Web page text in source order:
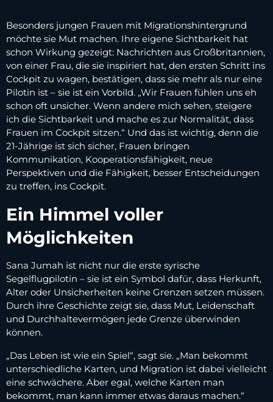
Besonders jungen Frauen mit Migrationshintergrund
möchte sie Mut machen. Ihre eigene Sichtbarkeit hat
schon Wirkung gezeigt: Nachrichten aus Großbritannien,
von einer Frau, die sie inspiriert hat, den ersten Schritt ins
Cockpit zu wagen, bestätigen, dass sie mehr als nur eine
Pilotin ist – sie ist ein Vorbild. „Wir Frauen fühlen uns eh
schon oft unsicher. Wenn andere mich sehen, steigere
ich die Sichtbarkeit und mache es zur Normalität, dass
Frauen im Cockpit sitzen.“ Und das ist wichtig, denn die
21-Jährige ist sich sicher, Frauen bringen
Kommunikation, Kooperationsfähigkeit, neue
Perspektiven und die Fähigkeit, besser Entscheidungen
zu treffen, ins Cockpit.
Ein Himmel voller
Möglichkeiten
Sana Jumah ist nicht nur die erste syrische
Segelflugpilotin – sie ist ein Symbol dafür, dass Herkunft,
Alter oder Unsicherheiten keine Grenzen setzen müssen.
Durch ihre Geschichte zeigt sie, dass Mut, Leidenschaft
und Durchhaltevermögen jede Grenze überwinden
können.
„Das Leben ist wie ein Spiel“, sagt sie. „Man bekommt
unterschiedliche Karten, und Migration ist dabei vielleicht
eine schwächere. Aber egal, welche Karten man
bekommt, man kann immer etwas daraus machen.“